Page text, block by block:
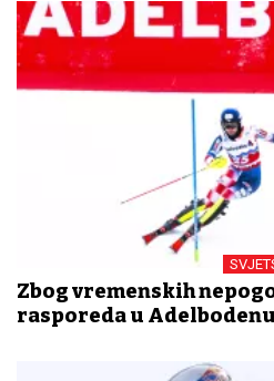
Zbog vremenskih
rasporeda u Adelbodenu